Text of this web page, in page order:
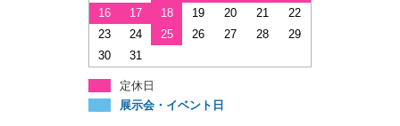
16
17 18 19 20 21
22
23
24 25 26 27 28
29
30
31
定休日
展示会・イベント日